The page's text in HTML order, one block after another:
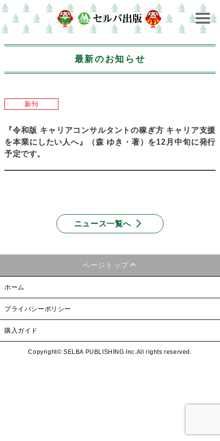
最新のお知らせ
新刊
『令和版 キャリアコンサルタントの稼ぎ方 キャリア支援
を本業にしたい人へ』（森 ゆき・著）を12月中旬に発行
予定です。
ニュース一覧へ
ページトップ
ホーム
プライバシーポリシー
購入ガイド
Copyright© SELBA PUBLISHING Inc.All rights reserved.